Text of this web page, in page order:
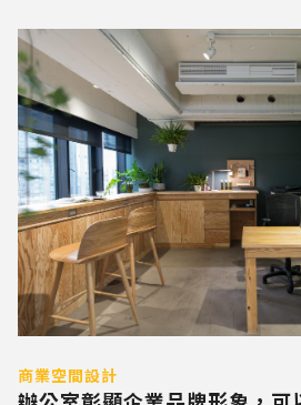
商業空間設計